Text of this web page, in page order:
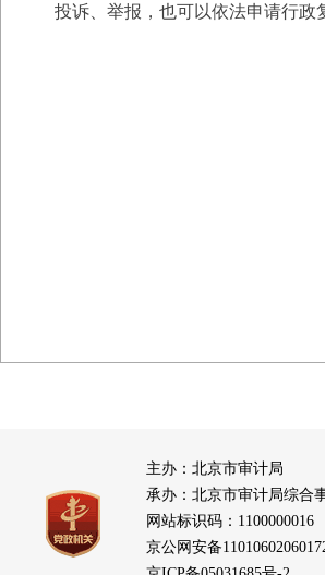
投诉、举报，也可以依法申请行政
主办：北京市审计局
承办：北京市审计局综合
网站标识码：1100000016
京公网安备